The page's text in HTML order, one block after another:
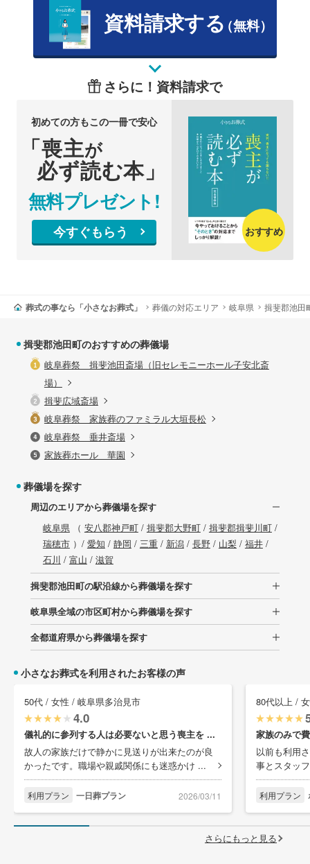
資料請求する（無料）
さらに！資料請求で
初めての方もこの一冊で安心
「喪主が
必ず読む本」
無料プレゼント!
今すぐもらう おすすめ
葬式の事なら「小さなお葬式」 葬儀の対応エリア 岐阜県 揖斐郡池田
揖斐郡池田町のおすすめの葬儀場
岐阜葬祭 揖斐池田斎場（旧セレモニーホール子安北斎
場）
揖斐広域斎場
岐阜葬祭 家族葬のファミラル大垣長松
岐阜葬祭 垂井斎場
家族葬ホール 華園
葬儀場を探す
周辺のエリアから葬儀場を探す
岐阜県（ 安八郡神戸町/ 揖斐郡大野町/ 揖斐郡揖斐川町/
瑞穂市）/ 愛知 / 静岡 / 三重/ 新潟/ 長野/ 山梨 / 福井/
石川 / 富山 / 滋賀
揖斐郡池田町の駅沿線から葬儀場を探す
岐阜県全域の市区町村から葬儀場を探す
全都道府県から葬儀場を探す
小さなお葬式を利用されたお客様の声
50代 / 女性 / 岐阜県多治見市
4.0
儀礼的に参列する人は必要ないと思う喪主を ...
故人の家族だけで静かに見送りが出来たのが良
かったです。職場や親戚関係にも迷惑かけ ...
利用プラン 一日葬プラン 2026/03/11
80代以上 /
家族のみで
以前も利用
事とスタッ
利用プラン
さらにもっと見る